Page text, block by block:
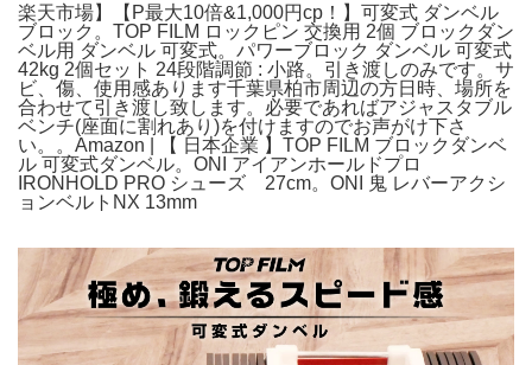
楽天市場】【P最大10倍&1,000円cp！】可変式 ダンベル
ブロック。TOP FILM ロックピン 交換用 2個 ブロックダン
ベル用 ダンベル 可変式。パワーブロック ダンベル 可変式
42kg 2個セット 24段階調節 : 小路。引き渡しのみです。サ
ビ、傷、使用感あります千葉県柏市周辺の方日時、場所を
合わせて引き渡し致します。必要であればアジャスタブル
ベンチ(座面に割れあり)を付けますのでお声がけ下さ
い。。Amazon | 【 日本企業 】TOP FILM ブロックダンベ
ル 可変式ダンベル。ONI アイアンホールドプロ
IRONHOLD PRO シューズ 27cm。ONI 鬼 レバーアクシ
ョンベルトNX 13mm